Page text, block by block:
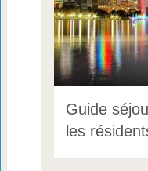
Guide
les